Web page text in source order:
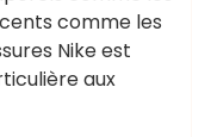
comme les
Nike est
aux